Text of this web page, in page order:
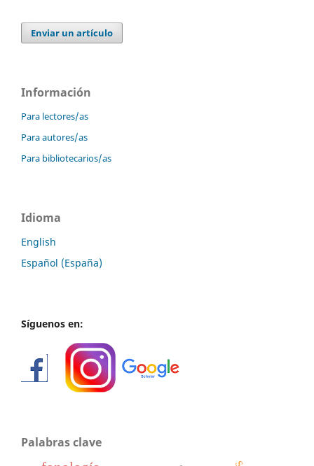
Enviar un artículo
Información
Para lectores/as
Para autores/as
Para bibliotecarios/as
Idioma
English
Español (España)
Síguenos en:
Palabras clave